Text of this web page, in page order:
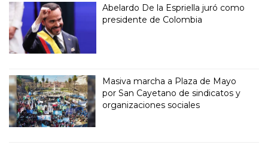
Abelardo De la Espriella juró como
presidente de Colombia
Masiva marcha a Plaza de Mayo
por San Cayetano de sindicatos y
organizaciones sociales